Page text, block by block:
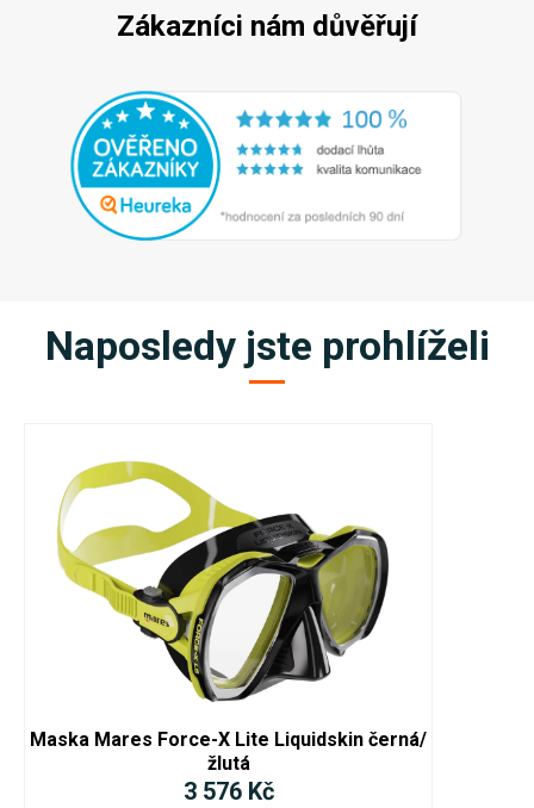
Zákazníci nám důvěřují
Naposledy jste prohlíželi
Maska Mares Force-X Lite Liquidskin černá/
žlutá
3 576 Kč